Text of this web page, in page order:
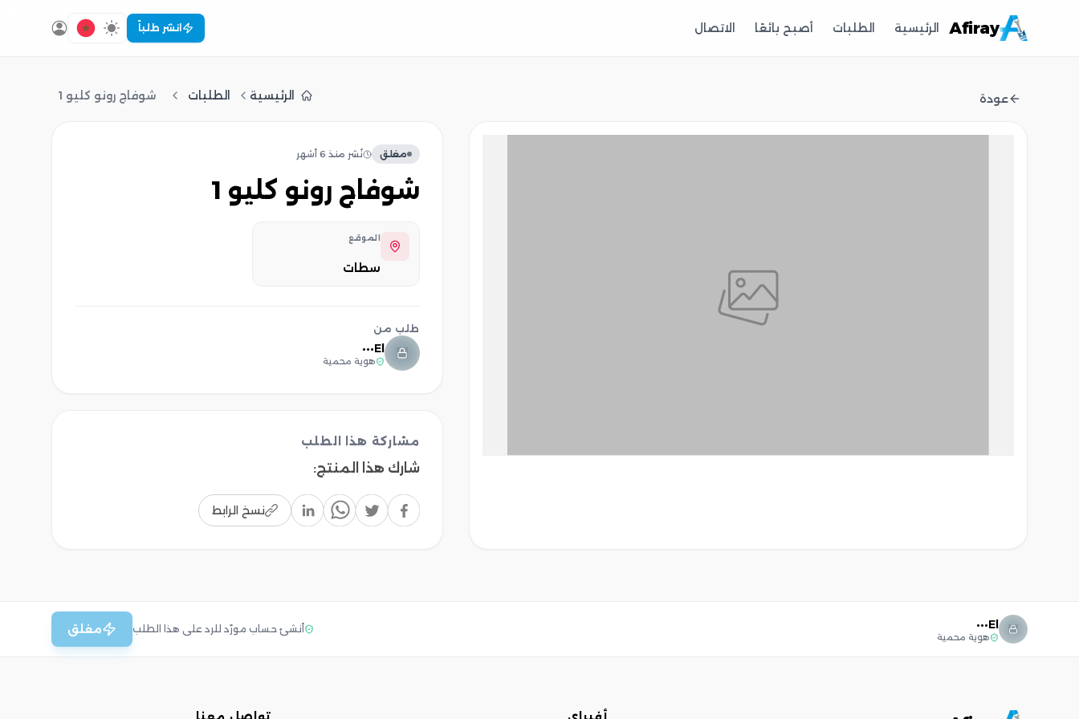
Afiray الرئيسية الطلبات أصبح بائعًا الاتصال انشر طلباً
عودة الرئيسية الطلبات شوفاج رونو كليو 1
مغلق نُشر منذ 6 أشهر
شوفاج رونو كليو 1
الموقع
سطات‎
طلب من
El•••
هوية محمية
مشاركة هذا الطلب
شارك هذا المنتج:
نسخ الرابط
El•••
هوية محمية
أنشئ حساب مورّد للرد على هذا الطلب مغلق